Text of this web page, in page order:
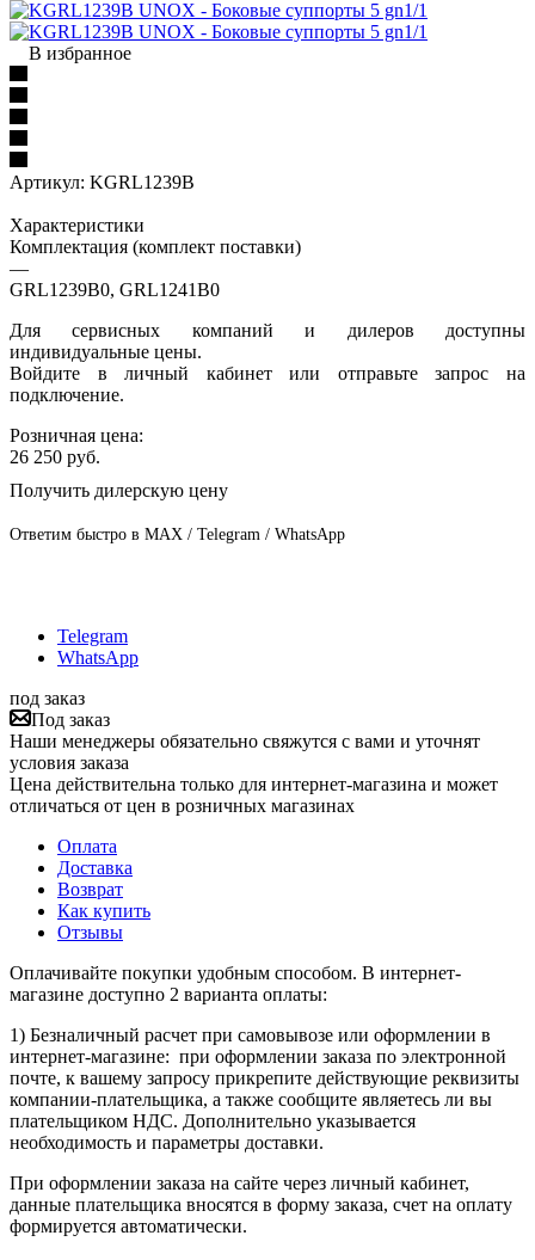
В избранное
Артикул: KGRL1239B
Характеристики
Комплектация (комплект поставки)
—
GRL1239B0, GRL1241B0
Для сервисных компаний и дилеров доступны
индивидуальные цены.
Войдите в личный кабинет или отправьте запрос на
подключение.
Розничная цена:
26 250 руб.
Получить дилерскую цену
Ответим быстро в MAX / Telegram / WhatsApp
Telegram
WhatsApp
под заказ
Под заказ
Наши менеджеры обязательно свяжутся с вами и уточнят
условия заказа
Цена действительна только для интернет-магазина и может
отличаться от цен в розничных магазинах
Оплата
Доставка
Возврат
Как купить
Отзывы
Оплачивайте покупки удобным способом. В интернет-
магазине доступно 2 варианта оплаты:
1) Безналичный расчет при самовывозе или оформлении в
интернет-магазине: при оформлении заказа по электронной
почте, к вашему запросу прикрепите действующие реквизиты
компании-плательщика, а также сообщите являетесь ли вы
плательщиком НДС. Дополнительно указывается
необходимость и параметры доставки.
При оформлении заказа на сайте через личный кабинет,
данные плательщика вносятся в форму заказа, счет на оплату
формируется автоматически.